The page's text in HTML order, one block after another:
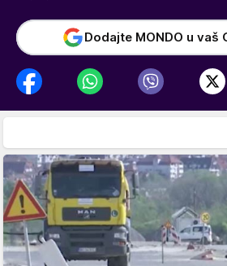
Dodajte MONDO u vaš